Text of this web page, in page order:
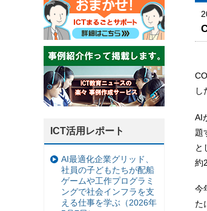
し
AI
題
と
約
今
た
ICT活用レポート
AI最適化企業グリッド、
社員の子どもたちが配船
ゲームや工作プログラミ
ングで社会インフラを支
える仕事を学ぶ（2026年